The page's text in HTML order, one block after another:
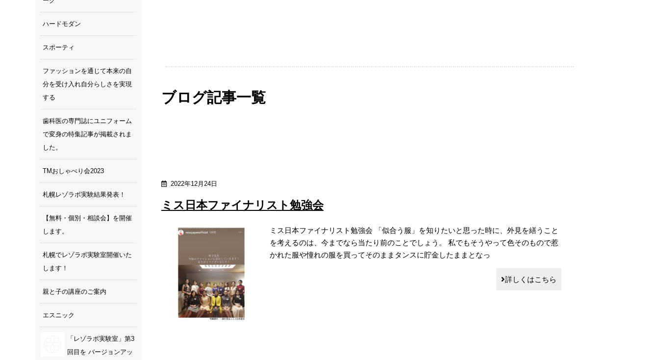
ブログ記事一覧
2022年12月24日
ミス日本ファイナリスト勉強会
ミス日本ファイナリスト勉強会 「似合う服」を知りたいと思った時に、外見を繕うこと
を考えるのは、今までなら当たり前のことでしょう。 私でもそうやって色そのもので惹
かれた服や憧れの服を買ってそのままタンスに貯金したままとなっ
詳しくはこちら
ハードモダン
スポーティ
ファッションを通じて本来の自
分を受け入れ自分らしさを実現
する
歯科医の専門誌にユニフォーム
で変身の特集記事が掲載されま
した。
TMおしゃべり会2023
札幌レゾラボ実験結果発表！
【無料・個別・相談会】を開催
します。
札幌でレゾラボ実験室開催いた
します！
親と子の講座のご案内
エスニック
「レゾラボ実験室」第3
回目を バージョンアッ